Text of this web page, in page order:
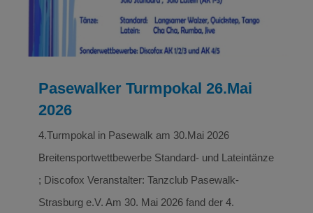
Pasewalker Turmpokal 26.Mai
2026
4.Turmpokal in Pasewalk am 30.Mai 2026
Breitensportwettbewerbe Standard- und Lateintänze
; Discofox Veranstalter: Tanzclub Pasewalk-
Strasburg e.V. Am 30. Mai 2026 fand der 4.